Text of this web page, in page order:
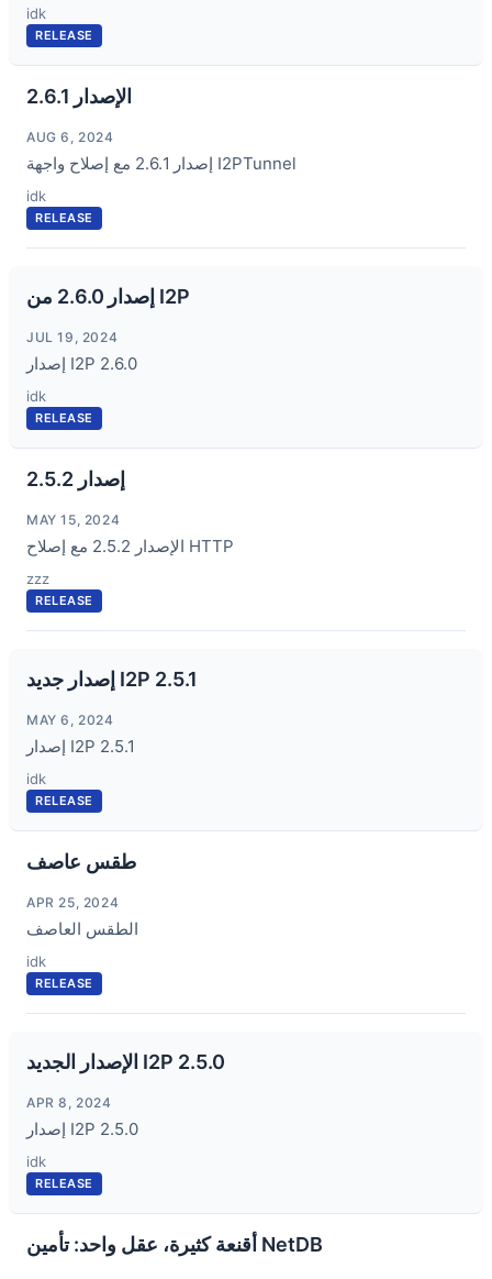
idk
RELEASE
الإصدار 2.6.1
AUG 6, 2024
إصدار 2.6.1 مع إصلاح واجهة I2PTunnel
idk
RELEASE
إصدار 2.6.0 من I2P
JUL 19, 2024
إصدار I2P 2.6.0
idk
RELEASE
2.5.2 إصدار
MAY 15, 2024
الإصدار 2.5.2 مع إصلاح HTTP
zzz
RELEASE
إصدار جديد I2P 2.5.1
MAY 6, 2024
إصدار I2P 2.5.1
idk
RELEASE
طقس عاصف
APR 25, 2024
الطقس العاصف
idk
RELEASE
الإصدار الجديد I2P 2.5.0
APR 8, 2024
إصدار I2P 2.5.0
idk
RELEASE
أقنعة كثيرة، عقل واحد: تأمين NetDB